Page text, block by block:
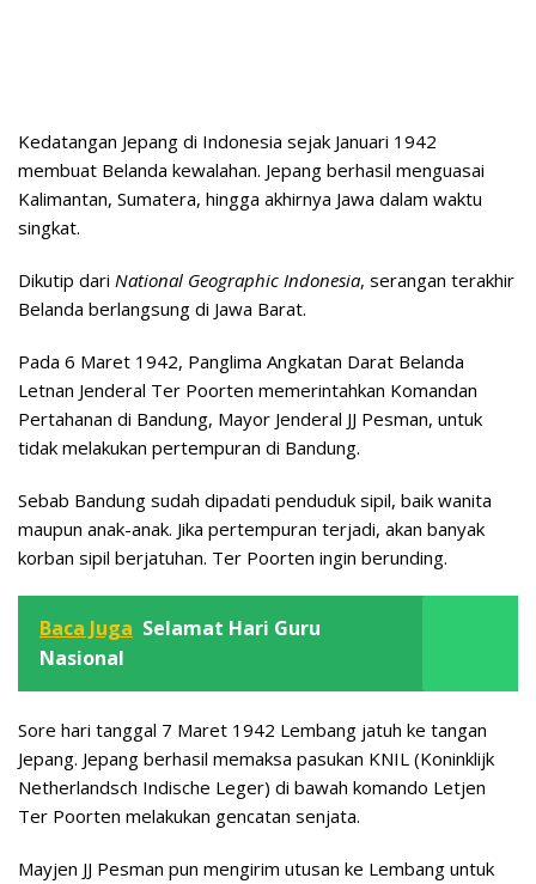
Kedatangan Jepang di Indonesia sejak Januari 1942
membuat Belanda kewalahan. Jepang berhasil menguasai
Kalimantan, Sumatera, hingga akhirnya Jawa dalam waktu
singkat.
Dikutip dari National Geographic Indonesia, serangan terakhir
Belanda berlangsung di Jawa Barat.
Pada 6 Maret 1942, Panglima Angkatan Darat Belanda
Letnan Jenderal Ter Poorten memerintahkan Komandan
Pertahanan di Bandung, Mayor Jenderal JJ Pesman, untuk
tidak melakukan pertempuran di Bandung.
Sebab Bandung sudah dipadati penduduk sipil, baik wanita
maupun anak-anak. Jika pertempuran terjadi, akan banyak
korban sipil berjatuhan. Ter Poorten ingin berunding.
Baca Juga Selamat Hari Guru
Nasional
Sore hari tanggal 7 Maret 1942 Lembang jatuh ke tangan
Jepang. Jepang berhasil memaksa pasukan KNIL (Koninklijk
Netherlandsch Indische Leger) di bawah komando Letjen
Ter Poorten melakukan gencatan senjata.
Mayjen JJ Pesman pun mengirim utusan ke Lembang untuk